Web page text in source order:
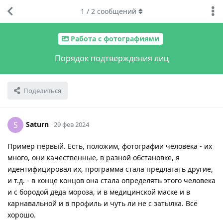
Работа с фотографиями
Порядок подтверждения лиц
Поделиться
1 / 2сообщений
S Saturn 29 фев 2024
Пример первый. Есть, положим, фотографии человека - их
много, они качественные, в разной обстановке, я
идентифицировал их, программа стала предлагать другие,
и т.д. - в конце концов она стала определять этого человека
и с бородой деда мороза, и в медицинской маске и в
карнавальной и в профиль и чуть ли не с затылка. Всё
хорошо.